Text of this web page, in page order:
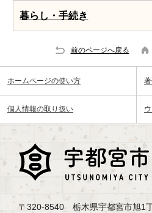
暮らし・手続き
前のページへ戻る
ホームページの使い方
個人情報の取り扱い
〒320-8540 栃木県宇都宮市旭1